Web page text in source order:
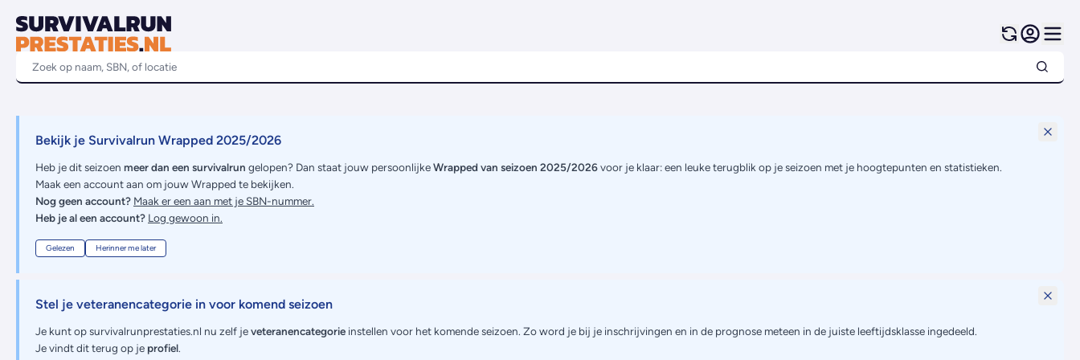
Bekijk je Survivalrun Wrapped 2025/2026
Heb je dit seizoen meer dan een survivalrun gelopen? Dan staat jouw persoonlijkeWrapped van seizoen 2025/2026voor je klaar: een leuke terugblik op je seizoen met je hoogtepunten en statistieken.
Maak een account aan om jouw Wrapped te bekijken.
Nog geen account? Maak er een aan met je SBN-nummer.
Heb je al een account? Log gewoon in.
Gelezen Herinner me later
Stel je veteranencategorie in voor komend seizoen
Je kunt op survivalrunprestaties.nl nu zelf jeveteranencategorie instellen voor het komende seizoen. Zo word je bij je inschrijvingen en in de prognose meteen in de juiste leeftijdsklasse ingedeeld.
Je vindt dit terug op je profiel.